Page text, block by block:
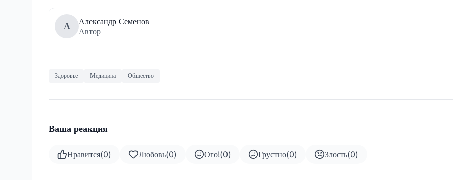
А
Александр Семенов
Автор
Здоровье Медицина Общество
Ваша реакция
Нравится(0) Любовь(0) Ого!(0) Грустно(0) Злость(0)